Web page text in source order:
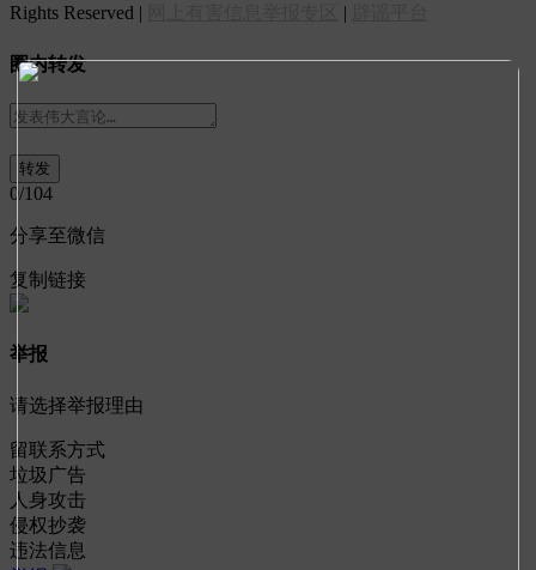
Rights Reserved |
|
圈内转发
0/104
分享至微信
复制链接
举报
请选择举报理由
留联系方式
垃圾广告
人身攻击
侵权抄袭
违法信息